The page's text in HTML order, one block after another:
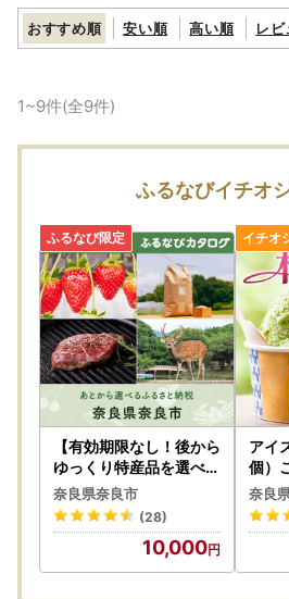
します。
※寄附者様のご都合によって返礼品
おすすめ順 安い順 高い順 レ
1~9件(全9件)
ふるなびイチオ
【有効期限なし！後から
ゆっくり特産品を選べる
】奈良県奈良市カタログ
ポイント
奈良県奈良市
(28)
10,000
アイ
個）
ジェ
奈良